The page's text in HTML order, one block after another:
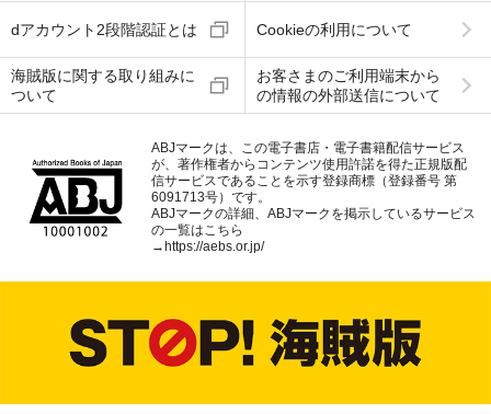
dアカウント2段階認証とは Cookieの利用について
海賊版に関する取り組みに
ついて
お客さまのご利用端末から
の情報の外部送信について
ABJマークは、この電子書店・電子書籍配信サービス
が、著作権者からコンテンツ使用許諾を得た正規版配
信サービスであることを示す登録商標（登録番号 第
6091713号）です。
ABJマークの詳細、ABJマークを掲示しているサービス
の一覧はこちら
→ https://aebs.or.jp/